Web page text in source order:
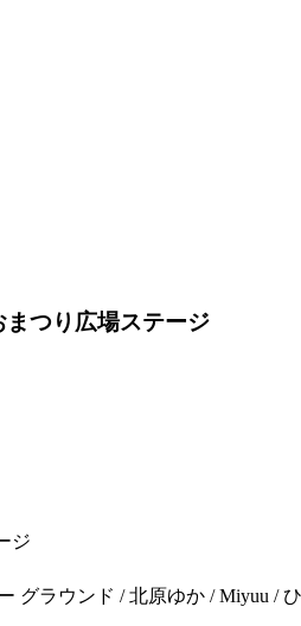
つり広場ステージ
ジ
グラウンド / 北原ゆか / Miyuu /